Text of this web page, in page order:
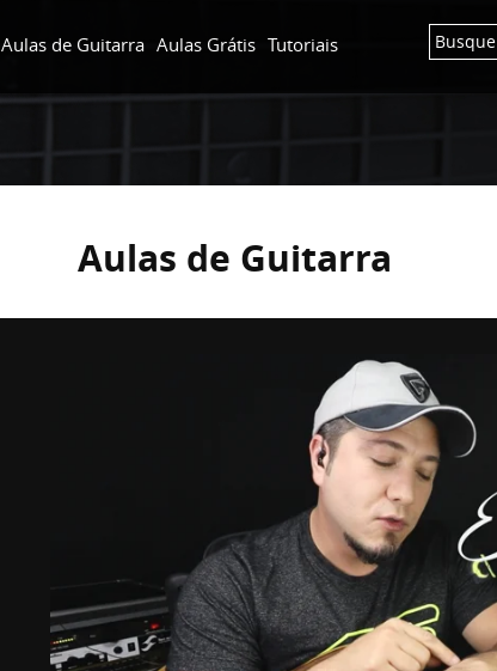
Aulas de Guitarra Aulas Grátis Tutoriais
Aulas de Guitarra